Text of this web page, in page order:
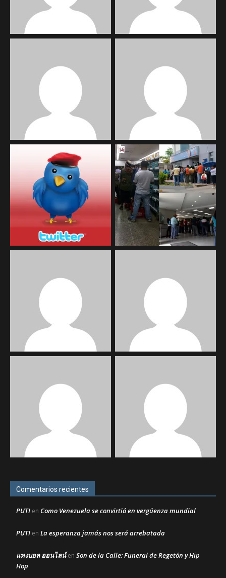
Comentarios recientes
PUTI en Como Venezuela se convirtió en vergüenza mundial
PUTI en La esperanza jamás nos será arrebatada
แทงบอล ออนไลน์en Son de la Calle: Funeral de Regetón y Hip
Hop